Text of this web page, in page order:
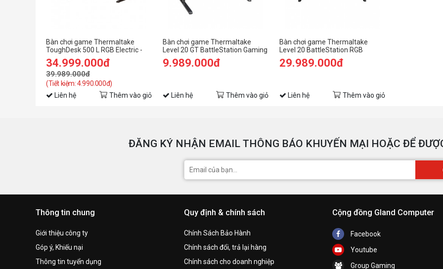
Bàn chơi game Thermaltake
ToughDesk 500 L RGB Electric -
Black
34.999.000đ
39.989.000đ
(Tiết kiệm: 4.990.000đ)
Liên hệ Thêm vào giỏ
Bàn chơi game Thermaltake
Level 20 GT BattleStation Gaming
Desk
9.989.000đ
Liên hệ Thêm vào giỏ
Bàn chơi game Thermaltake
Level 20 BattleStation RGB
Gaming Desk
29.989.000đ
Liên hệ Thêm vào giỏ
ĐĂNG KÝ NHẬN EMAIL THÔNG BÁO KHUYẾN MẠI HOẶC ĐỂ
Thông tin chung
Giới thiệu công ty
Góp ý, Khiếu nại
Thông tin tuyển dụng
Quy định & chính sách
Chính Sách Bảo Hành
Chính sách đổi, trả lại hàng
Chính sách cho doanh nghiệp
Cộng đồng Gland Computer
Facebook
Youtube
Group Gaming